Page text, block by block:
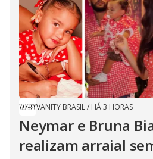
VANITY BRASIL/ HÁ 3 HORAS
Neymar e Bruna
realizam arraial